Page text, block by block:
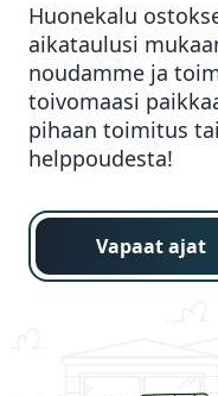
Huonekalu
aikataulusi
noudamme ja
toivomaasi
pihaan toimitus
helppoudesta!
Vapaat ajat